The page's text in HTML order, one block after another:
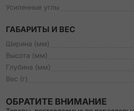
Усиленные углы
ГАБАРИТЫ И ВЕС
Ширина (мм)
Высота (мм)
Глубина (мм)
Вес (г)
ОБРАТИТЕ ВНИМАНИЕ